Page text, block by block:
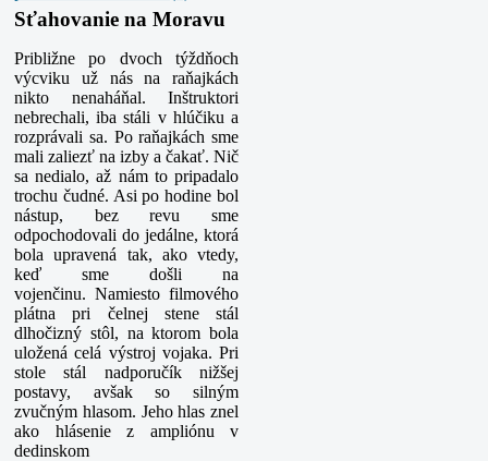
Sťahovanie na Moravu
Približne po dvoch týždňoch
výcviku už nás na raňajkách
nikto nenaháňal. Inštruktori
nebrechali, iba stáli v hlúčiku a
rozprávali sa. Po raňajkách sme
mali zaliezť na izby a čakať. Nič
sa nedialo, až nám to pripadalo
trochu čudné. Asi po hodine bol
nástup, bez revu sme
odpochodovali do jedálne, ktorá
bola upravená tak, ako vtedy,
keď sme došli na
vojenčinu. Namiesto filmového
plátna pri čelnej stene stál
dlhočizný stôl, na ktorom bola
uložená celá výstroj vojaka. Pri
stole stál nadporučík nižšej
postavy, avšak so silným
zvučným hlasom. Jehohlas znel
ako hlásenie z ampliónu v
dedinskom